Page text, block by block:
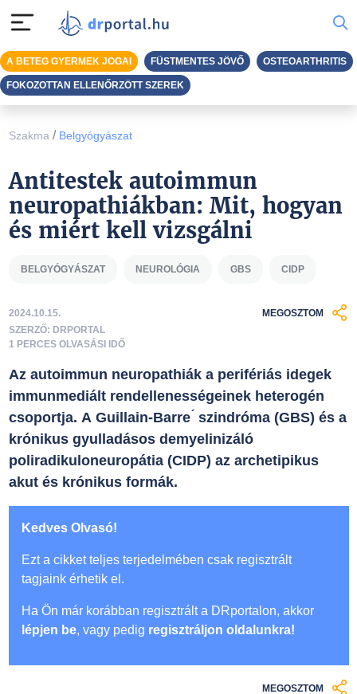
Szakma / Belgyógyászat
Antitestek autoimmun
neuropathiákban: Mit, hogyan
és miért kell vizsgálni
BELGYÓGYÁSZAT NEUROLÓGIA GBS CIDP
2024.10.15.
SZERZŐ: DRPORTAL
1 PERCES OLVASÁSI IDŐ
MEGOSZTOM
Az autoimmun neuropathiák a perifériás idegek
immunmediált rendellenességeinek heterogén
csoportja. A Guillain-Barre ́ szindróma (GBS) és a
krónikus gyulladásos demyelinizáló
poliradikuloneuropátia (CIDP) az archetipikus
akut és krónikus formák.
Kedves Olvasó!
Ezt a cikket teljes terjedelmében csak regisztrált
tagjaink érhetik el.
Ha Ön már korábban regisztrált a DRportalon, akkor
lépjen be, vagy pedig regisztráljon oldalunkra!
MEGOSZTOM
A BETEG GYERMEK JOGAI FÜSTMENTES JÖVŐ OSTEOARTHRITIS
FOKOZOTTAN ELLENŐRZÖTT SZEREK